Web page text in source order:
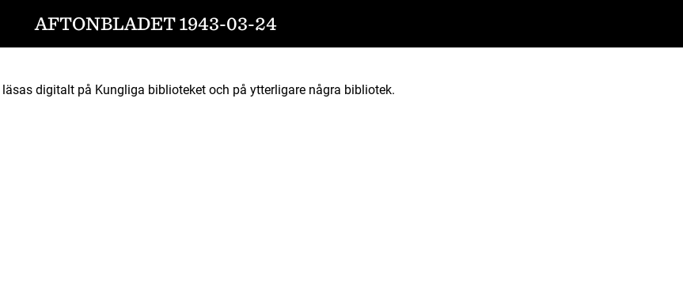
AFTONBLADET 1943-03-24
digitalt på Kungliga biblioteket och på ytterligare några bibliotek.